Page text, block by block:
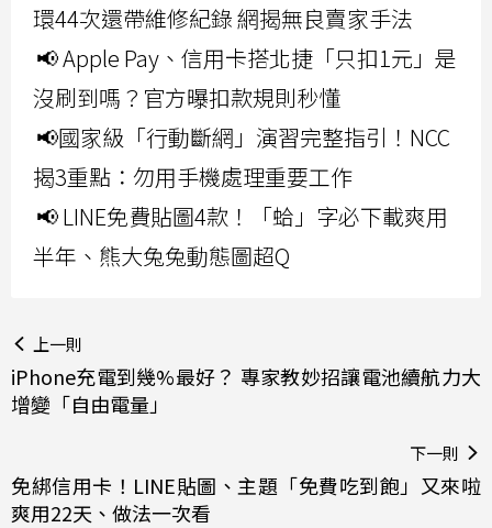
環44次還帶維修紀錄 網揭無良賣家手法
📢 Apple Pay、信用卡搭北捷「只扣1元」是
沒刷到嗎？官方曝扣款規則秒懂
📢國家級「行動斷網」演習完整指引！NCC
揭3重點：勿用手機處理重要工作
📢 LINE免費貼圖4款！「蛤」字必下載爽用
半年、熊大兔兔動態圖超Q
上一則
iPhone充電到幾%最好？ 專家教妙招讓電池續航力大
增變「自由電量」
下一則
免綁信用卡！LINE貼圖、主題「免費吃到飽」又來啦
爽用22天、做法一次看